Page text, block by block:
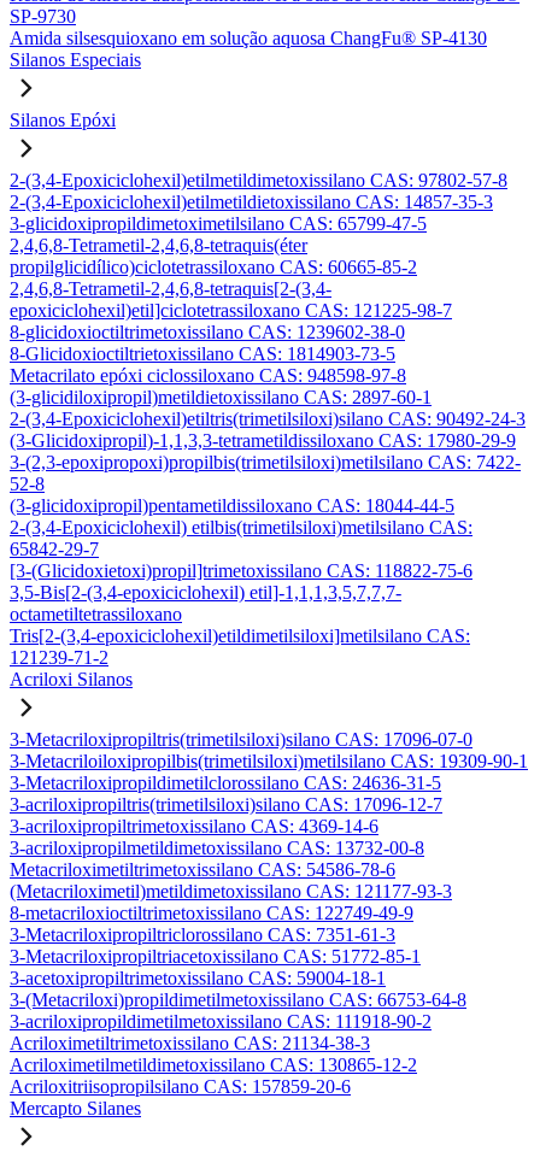
SP-9730
Amida silsesquioxano em solução aquosa ChangFu® SP-4130
Silanos Especiais
Silanos Epóxi
2-(3,4-Epoxiciclohexil)etilmetildimetoxissilano CAS: 97802-57-8
2-(3,4-Epoxiciclohexil)etilmetildietoxissilano CAS: 14857-35-3
3-glicidoxipropildimetoximetilsilano CAS: 65799-47-5
2,4,6,8-Tetrametil-2,4,6,8-tetraquis(éter
propilglicidílico)ciclotetrassiloxano CAS: 60665-85-2
2,4,6,8-Tetrametil-2,4,6,8-tetraquis[2-(3,4-
epoxiciclohexil)etil]ciclotetrassiloxano CAS: 121225-98-7
8-glicidoxioctiltrimetoxissilano CAS: 1239602-38-0
8-Glicidoxioctiltrietoxissilano CAS: 1814903-73-5
Metacrilato epóxi ciclossiloxano CAS: 948598-97-8
(3-glicidiloxipropil)metildietoxissilano CAS: 2897-60-1
2-(3,4-Epoxiciclohexil)etiltris(trimetilsiloxi)silano CAS: 90492-24-3
(3-Glicidoxipropil)-1,1,3,3-tetrametildissiloxano CAS: 17980-29-9
3-(2,3-epoxipropoxi)propilbis(trimetilsiloxi)metilsilano CAS: 7422-
52-8
(3-glicidoxipropil)pentametildissiloxano CAS: 18044-44-5
2-(3,4-Epoxiciclohexil) etilbis(trimetilsiloxi)metilsilano CAS:
65842-29-7
[3-(Glicidoxietoxi)propil]trimetoxissilano CAS: 118822-75-6
3,5-Bis[2-(3,4-epoxiciclohexil) etil]-1,1,1,3,5,7,7,7-
octametiltetrassiloxano
Tris[2-(3,4-epoxiciclohexil)etildimetilsiloxi]metilsilano CAS:
121239-71-2
Acriloxi Silanos
3-Metacriloxipropiltris(trimetilsiloxi)silano CAS: 17096-07-0
3-Metacriloiloxipropilbis(trimetilsiloxi)metilsilano CAS: 19309-90-1
3-Metacriloxipropildimetilclorossilano CAS: 24636-31-5
3-acriloxipropiltris(trimetilsiloxi)silano CAS: 17096-12-7
3-acriloxipropiltrimetoxissilano CAS: 4369-14-6
3-acriloxipropilmetildimetoxissilano CAS: 13732-00-8
Metacriloximetiltrimetoxissilano CAS: 54586-78-6
(Metacriloximetil)metildimetoxissilano CAS: 121177-93-3
8-metacriloxioctiltrimetoxissilano CAS: 122749-49-9
3-Metacriloxipropiltriclorossilano CAS: 7351-61-3
3-Metacriloxipropiltriacetoxissilano CAS: 51772-85-1
3-acetoxipropiltrimetoxissilano CAS: 59004-18-1
3-(Metacriloxi)propildimetilmetoxissilano CAS: 66753-64-8
3-acriloxipropildimetilmetoxissilano CAS: 111918-90-2
Acriloximetiltrimetoxissilano CAS: 21134-38-3
Acriloximetilmetildimetoxissilano CAS: 130865-12-2
Acriloxitriisopropilsilano CAS: 157859-20-6
Mercapto Silanes